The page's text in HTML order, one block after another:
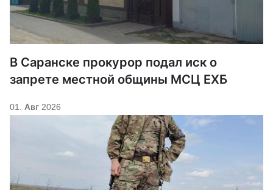
В Саранске прокурор подал иск о
запрете местной общины МСЦ ЕХБ
01. Авг 2026